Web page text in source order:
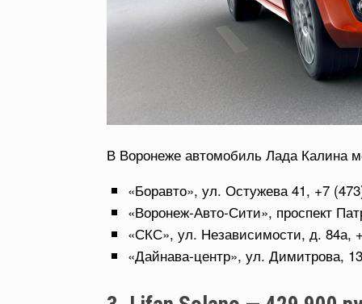
В Воронеже автомобиль Лада Калина
«Боравто», ул. Остужева 41, +7
«Воронеж-Авто-Сити», проспект
«СКС», ул. Независимости, д. 84а,
«Дайнава-центр», ул. Димитрова,